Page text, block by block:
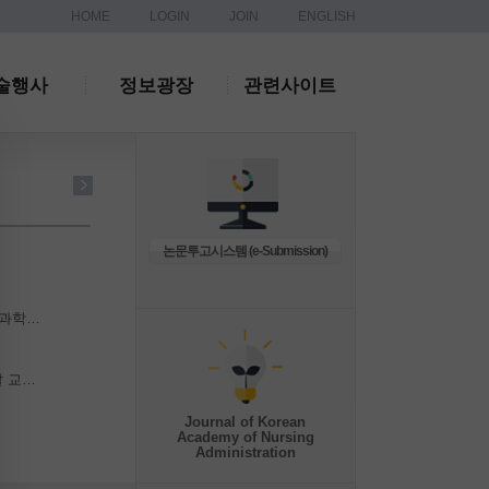
HOME LOGIN JOIN ENGLISH
행사 정보광장 관련사이트
[한국연구재단 성과확산혁신팀] 2026년 <대한민국 젊은과학자상> 선정계획 공고 안내
2026 년도 한국간호행정학회 상반기 교육·연구 역량개발 교수연수 개최 안내
논문투고시스템 (e-Submission)
Journal of Korean
Academy of Nursing
Administration